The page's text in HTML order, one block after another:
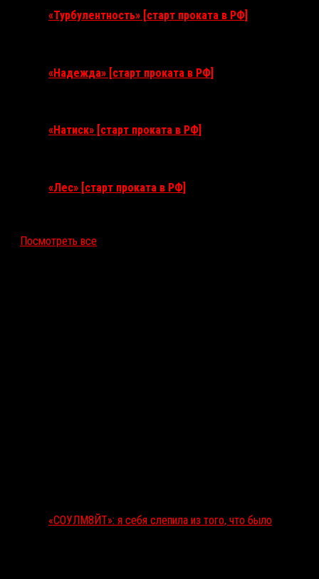
«Турбулентность» [старт проката в РФ]
«Надежда» [старт проката в РФ]
«Натиск» [старт проката в РФ]
«Лес» [старт проката в РФ]
Посмотреть все
«СОУЛМ8ЙТ»: я себя слепила из того, что было